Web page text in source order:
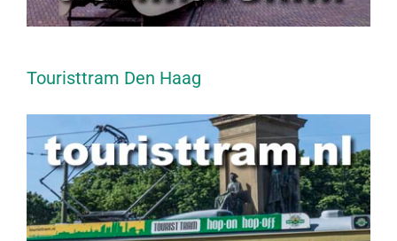
Touristtram Den Haag